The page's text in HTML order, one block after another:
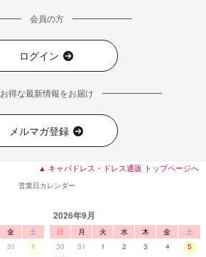
会員の方
ログイン
お得な最新情報をお届け
メルマガ登録
▲ キャバドレス・ドレス通販 トップページへ
営業日カレンダー
金
土
31
1
2026年9月
日 月 火 水 木 金
土
30
31 1 2 3 4
5